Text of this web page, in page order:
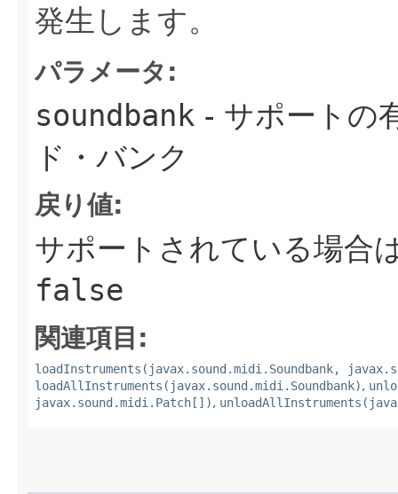
発生します。
パラメータ:
soundbank - サポートの
ド・バンク
戻り値:
サポートされている場合
false
関連項目:
loadInstruments(javax.sound.midi.Soundbank,
loadAllInstruments(javax.sound.midi.Soundbank),
javax.sound.midi.Patch[]),